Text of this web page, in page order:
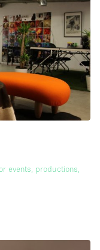
events, productions,